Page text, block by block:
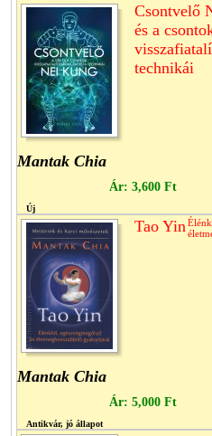
Csontvelő
és a
technikái
Mantak Chia
Ár: 3,600 Ft
Új
Tao Yin
Mantak Chia
Ár: 5,000 Ft
Antikvár, jó állapot